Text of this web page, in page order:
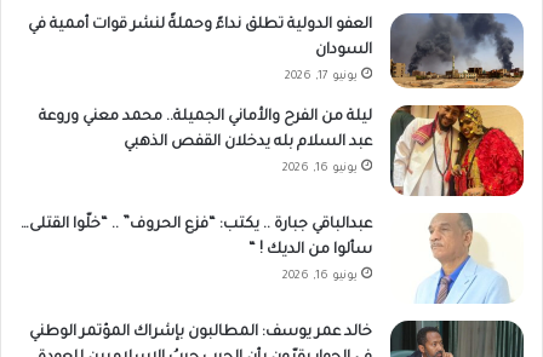
العفو الدولية تطلق نداءً وحملةً لنشر قوات أممية في
السودان
يونيو 17, 2026
ليلة من الفرح والأماني الجميلة.. محمد معني وروعة
عبد السلام بله يدخلان القفص الذهبي
يونيو 16, 2026
عبدالباقي جبارة .. يكتب: “فزع الحروف” .. “خلّوا القتلى…
سألوا من الديك ! “
يونيو 16, 2026
خالد عمر يوسف: المطالبون بإشراك المؤتمر الوطني